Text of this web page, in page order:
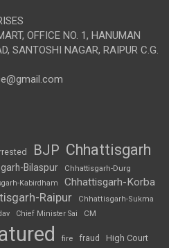
OFFICE NO. 1, HANUMAN
SANTOSHI NAGAR, RAIPUR C.G.
BJP Chhattisgarh
Bilaspur Chhattisgarh-Durg
Kabirdham Chhattisgarh-Korba
Raipur
Chhattisgarh-Sukma
Chief Minister Sai CM
fire fraud High Court